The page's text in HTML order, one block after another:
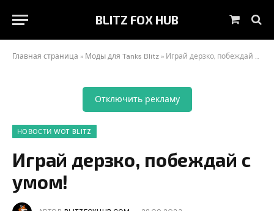
BLITZ FOX HUB Корзина
Главная страница » Моды для Tanks Blitz » Играй дерзко, побеждай с умом!
Отключить рекламу
НОВОСТИ WOT BLITZ
Играй дерзко, побеждай с
умом!